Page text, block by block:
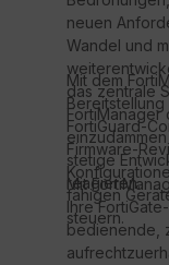
neuen
Wandel und
das zentrale
stetige
reagieren.
Mit dem
FortiGuard-
Firmware-
fähigen
steuern.
Mit
Ihre
bedienende,